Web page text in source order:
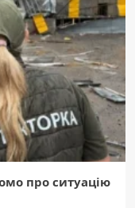
про ситуацію